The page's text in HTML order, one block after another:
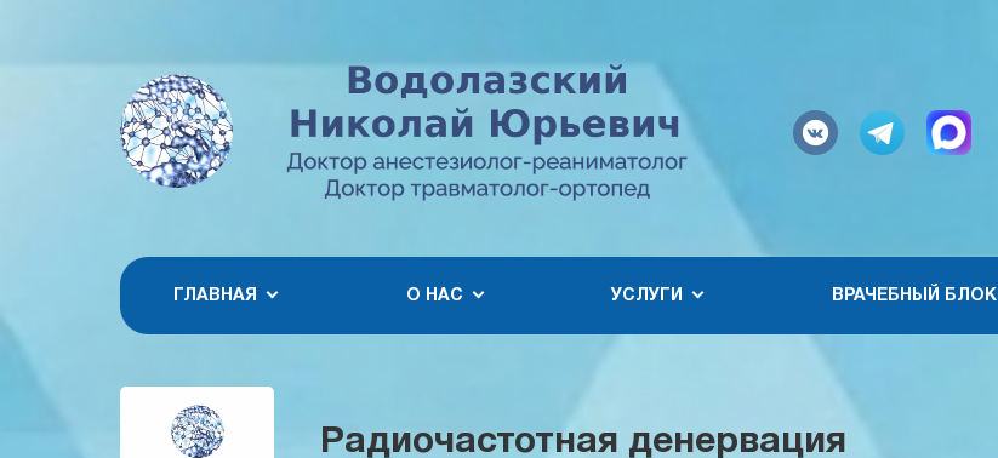
ГЛАВНАЯ О НАС УСЛУГИ ВРАЧЕБНЫЙ БЛОК
Радиочастотная денервация